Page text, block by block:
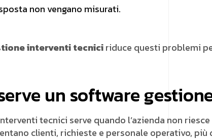
non vengano misurati.
interventi tecniciriduce questi problemi
un software
tecnici serve quando l’azienda non
clienti, richieste e personale operativo,